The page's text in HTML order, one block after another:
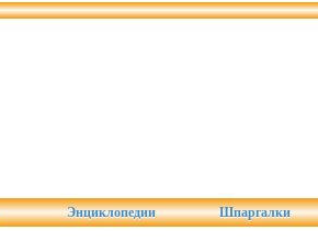
Энциклопедии Шпаргалки